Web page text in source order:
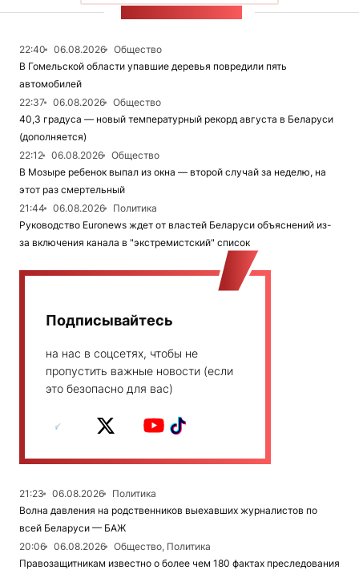
22:40 06.08.2026
Общество
В Гомельской области упавшие деревья повредили пять
автомобилей
22:37
06.08.2026
Общество
40,3 градуса — новый температурный рекорд августа в Беларуси
(дополняется)
22:12
06.08.2026
Общество
В Мозыре ребенок выпал из окна — второй случай за неделю, на
этот раз смертельный
21:44
06.08.2026
Политика
Руководство Euronews ждет от властей Беларуси объяснений из-
за включения канала в "экстремистский" список
Подписывайтесь
на нас в соцсетях, чтобы не
пропустить важные новости (если
это безопасно для вас)
21:23 06.08.2026
Политика
Волна давления на родственников выехавших журналистов по
всей Беларуси — БАЖ
20:06
06.08.2026
Общество, Политика
Правозащитникам известно о более чем 180 фактах преследования